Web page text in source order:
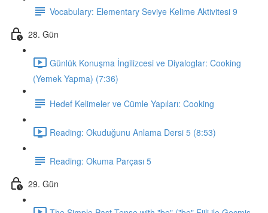
Vocabulary: Elementary Seviye Kelime Aktivitesi 9
28. Gün
Günlük Konuşma İngilizcesi ve Diyaloglar: Cooking
(Yemek Yapma) (7:36)
Hedef Kelimeler ve Cümle Yapıları: Cooking
Reading: Okuduğunu Anlama Dersi 5 (8:53)
Reading: Okuma Parçası 5
29. Gün